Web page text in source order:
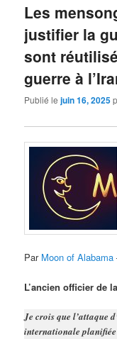
Les
justifier la
sont
guerre à
Publié lejuin 16, 2025
Par Moon of Alabama
L’ancien officier de
Je crois que l’attaque
internationale